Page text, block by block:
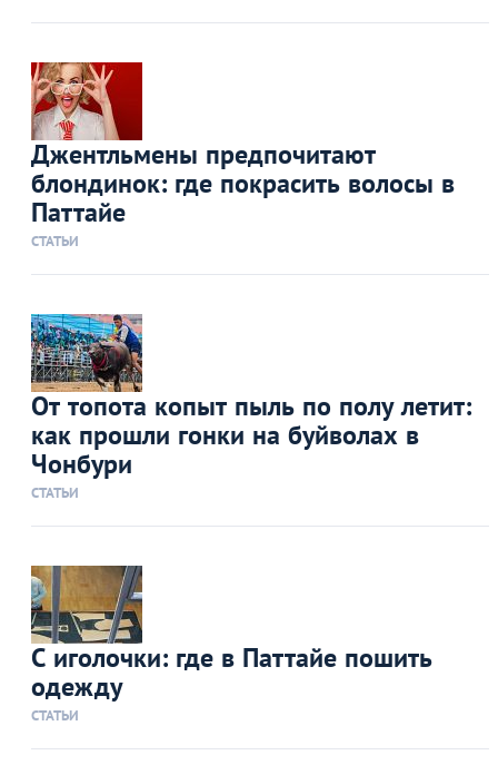
Джентльмены предпочитают
блондинок: где покрасить волосы в
Паттайе
СТАТЬИ
От топота копыт пыль по полу летит:
как прошли гонки на буйволах в
Чонбури
СТАТЬИ
С иголочки: где в Паттайе пошить
одежду
СТАТЬИ